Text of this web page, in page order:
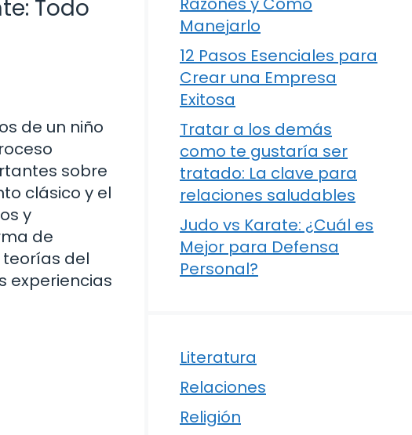
Todo
de un niño
sobre
clásico y el
y
de
del
experiencias
Manejarlo
12 Pasos Esenciales para
Crear una Empresa
Exitosa
Tratar a los demás
como te gustaría ser
tratado: La clave para
relaciones saludables
Judo vs Karate: ¿Cuál es
Mejor para Defensa
Personal?
Literatura
Relaciones
Religión